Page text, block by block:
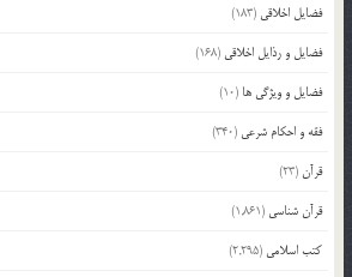
فضایل اخلاقی (183)
فضایل و رذایل اخلاقی (168)
فضایل و ویژگی ها (10)
فقه و احکام شرعی (340)
قرآن(23)
قرآن شناسی (1,861)
کتب اسلامی (2,295)